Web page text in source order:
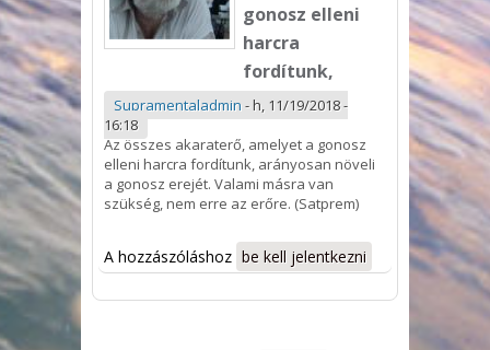
gonosz elleni
harcra
fordítunk,
Supramentaladmin-h, 11/19/2018 -
16:18
Az összes akaraterő, amelyet a gonosz
elleni harcra fordítunk, arányosan növeli
a gonosz erejét. Valami másra van
szükség, nem erre az erőre. (Satprem)
A hozzászóláshoz be kell jelentkezni